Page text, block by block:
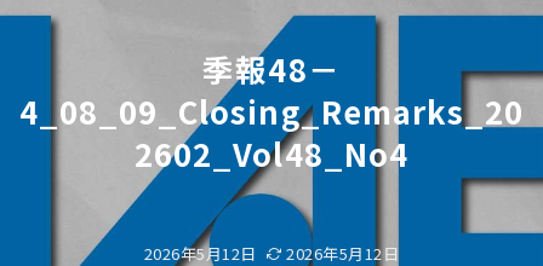
季報48－
4_08_09_Closing_Remarks_20
2602_Vol48_No4
2026年5月12日 2026年5月12日